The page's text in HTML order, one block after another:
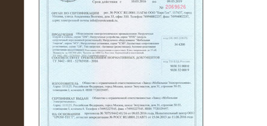
21.08.2016
На производственное предприятие
модули 20 МВт (0,4 кВ)